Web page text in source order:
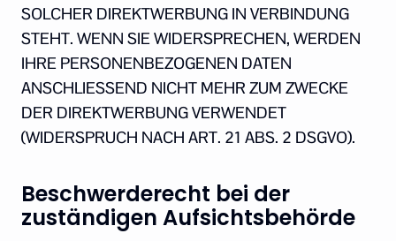
SOLCHER DIREKTWERBUNG IN VERBINDUNG
STEHT. WENN SIE WIDERSPRECHEN, WERDEN
IHRE PERSONENBEZOGENEN DATEN
ANSCHLIESSEND NICHT MEHR ZUM ZWECKE
DER DIREKTWERBUNG VERWENDET
(WIDERSPRUCH NACH ART. 21 ABS. 2 DSGVO).
Beschwerderecht bei der
zuständigen Aufsichtsbehörde